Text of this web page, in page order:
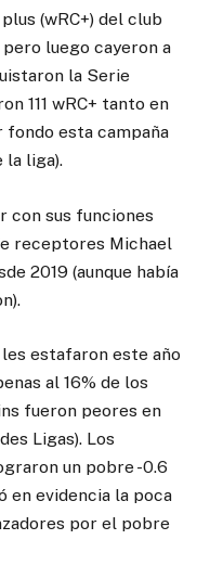
(wRC+) del club
pero luego cayeron a
la Serie
111 wRC+ tanto en
esta campaña
la liga).
con sus funciones
receptores Michael
2019 (aunque había
estafaron este año
al 16% de los
fueron peores en
Ligas). Los
un pobre -0.6
en evidencia la poca
por el pobre